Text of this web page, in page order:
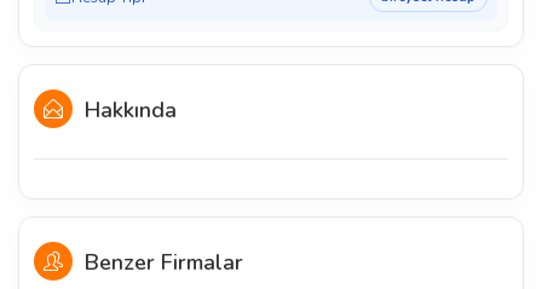
Hakkında
Benzer Firmalar